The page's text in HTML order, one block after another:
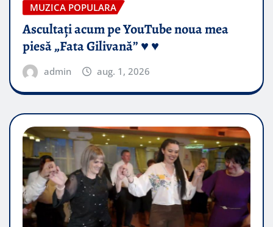
MUZICA POPULARA
Ascultați acum pe YouTube noua mea
piesă „Fata Gilivană” ♥️ ♥️
admin aug. 1, 2026